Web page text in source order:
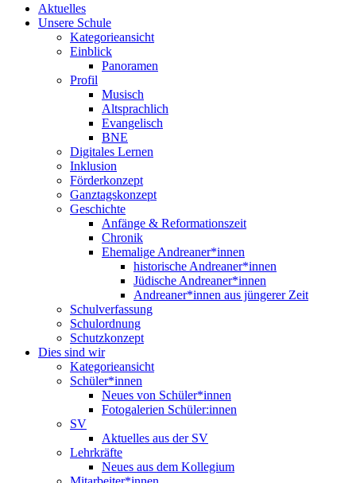
Aktuelles
Unsere Schule
Kategorieansicht
Einblick
Panoramen
Profil
Musisch
Altsprachlich
Evangelisch
BNE
Digitales Lernen
Inklusion
Förderkonzept
Ganztagskonzept
Geschichte
Anfänge & Reformationszeit
Chronik
Ehemalige Andreaner*innen
historische Andreaner*innen
Jüdische Andreaner*innen
Andreaner*innen aus jüngerer Zeit
Schulverfassung
Schulordnung
Schutzkonzept
Dies sind wir
Kategorieansicht
Schüler*innen
Neues von Schüler*innen
Fotogalerien Schüler:innen
SV
Aktuelles aus der SV
Lehrkräfte
Neues aus dem Kollegium